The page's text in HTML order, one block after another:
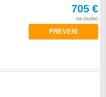
705 €
na osebo
PREVERI